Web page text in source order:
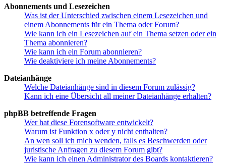
Abonnements und Lesezeichen
Was ist der Unterschied zwischen einem Lesezeichen und
einem Abonnements für ein Thema oder Forum?
Wie kann ich ein Lesezeichen auf ein Thema setzen oder ein
Thema abonnieren?
Wie kann ich ein Forum abonnieren?
Wie deaktiviere ich meine Abonnements?
Dateianhänge
Welche Dateianhänge sind in diesem Forum zulässig?
Kann ich eine Übersicht all meiner Dateianhänge erhalten?
phpBB betreffende Fragen
Wer hat diese Forensoftware entwickelt?
Warum ist Funktion x oder y nicht enthalten?
An wen soll ich mich wenden, falls es Beschwerden oder
juristische Anfragen zu diesem Forum gibt?
Wie kann ich einen Administrator des Boards kontaktieren?